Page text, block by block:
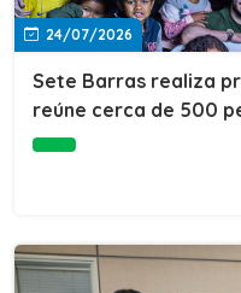
24/07/2026
Sete Barras realiza
reúne cerca de 500